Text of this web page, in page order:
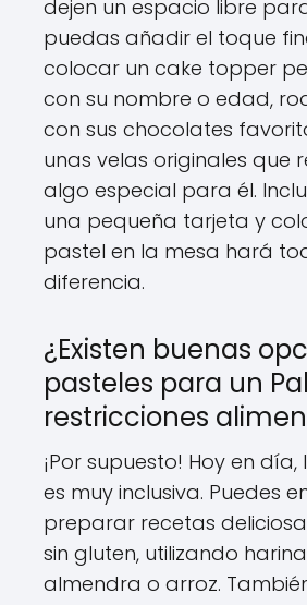
dejen un espacio libre
puedas añadir el toque
colocar un cake topper
con su nombre o edad,
con sus chocolates
unas velas originales que
algo especial para él.
una pequeña tarjeta y
pastel en la mesa hará
diferencia.
¿Existen buenas
pasteles para un
restricciones
¡Por supuesto! Hoy en
es muy inclusiva. Puedes
preparar recetas
sin gluten, utilizando
almendra o arroz.